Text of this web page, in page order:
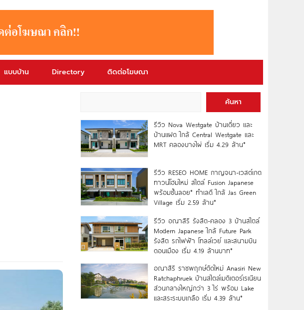
แบบบ้าน Directory ติดต่อโฆษณา
ค้นหา
รีวิว Nova Westgate บ้านเดี่ยว และ
บ้านแฝด ใกล้ Central Westgate และ
MRT คลองบางไผ่ เริ่ม 4.29 ล้าน*
รีวิว RESEO HOME กาญจนา-เวสต์เกต
ทาวน์โฮมใหม่ สไตล์ Fusion Japanese
พร้อมชั้นลอย* ทำเลดี ใกล้ Jas Green
Village เริ่ม 2.59 ล้าน*
รีวิว อณาสิริ รังสิต-คลอง 3 บ้านสไตล์
Modern Japanese ใกล้ Future Park
รังสิต รถไฟฟ้า โทลล์เวย์ และสนามบิน
ดอนเมือง เริ่ม 4.19 ล้านบาท*
อณาสิริ ราชพฤกษ์ตัดใหม่ Anasiri New
Ratchaphruek บ้านสไตล์เมดิเตอร์เรเนียน
ส่วนกลางใหญ่กว่า 3 ไร่ พร้อม Lake
และสระระบบเกลือ เริ่ม 4.39 ล้าน*